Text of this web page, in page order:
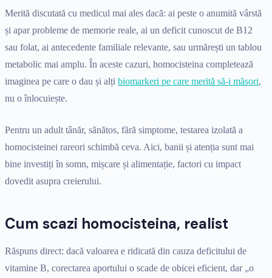
Merită discutată cu medicul mai ales dacă: ai peste o anumită vârstă
și apar probleme de memorie reale, ai un deficit cunoscut de B12
sau folat, ai antecedente familiale relevante, sau urmărești un tablou
metabolic mai amplu. În aceste cazuri, homocisteina completează
imaginea pe care o dau și alți biomarkeri pe care merită să-i măsori,
nu o înlocuiește.
Pentru un adult tânăr, sănătos, fără simptome, testarea izolată a
homocisteinei rareori schimbă ceva. Aici, banii și atenția sunt mai
bine investiți în somn, mișcare și alimentație, factori cu impact
dovedit asupra creierului.
Cum scazi homocisteina, realist
Răspuns direct: dacă valoarea e ridicată din cauza deficitului de
vitamine B, corectarea aportului o scade de obicei eficient, dar „o